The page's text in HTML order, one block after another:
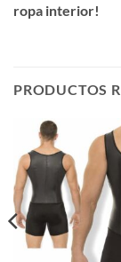
ropa interior!
PRODUCTOS